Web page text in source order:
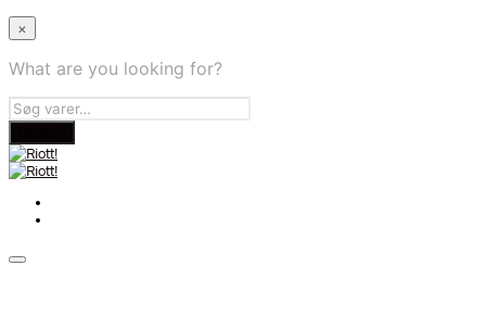
×
What are you looking for?